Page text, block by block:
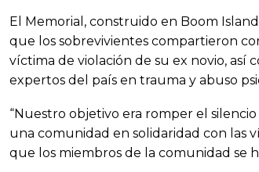
El Memorial, construido en Boom
que los sobrevivientes compartieron
víctima de violación de su ex novio, así
expertos del país en trauma y abuso
“Nuestro objetivo era romper el
una comunidad en solidaridad con las
que los miembros de la comunidad se